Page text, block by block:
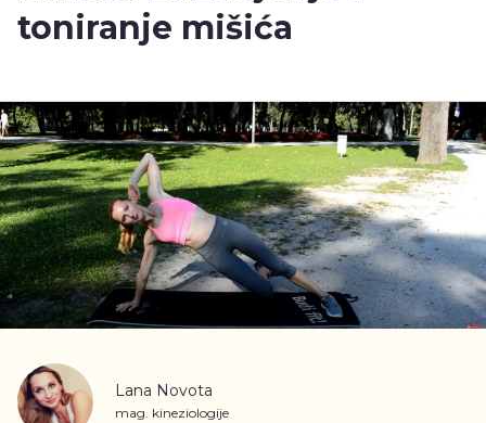
toniranje mišića
Lana Novota
mag. kineziologije